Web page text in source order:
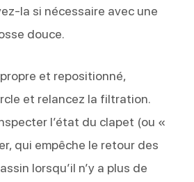
la si nécessaire avec une
douce.
et repositionné,
et relancez la filtration.
l’état du clapet (ou «
qui empêche le retour des
lorsqu’il n’y a plus de